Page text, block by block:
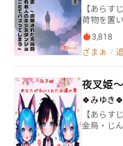
【あらすじ】 「おい、拳児。お前は今日限
荷物を置
ある日、
言われ、
ビを言い渡されて
認可される
と【疾風
なるので
の存在自
えたのである。 もちろん、拳児は
3,818
ざまぁ /
夜叉姫
🍀みゆき🍀
【あらすじ】 心に傷を負い記憶を失った
金烏・じ